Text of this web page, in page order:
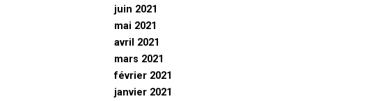
juin 2021
mai 2021
avril 2021
mars 2021
février 2021
janvier 2021